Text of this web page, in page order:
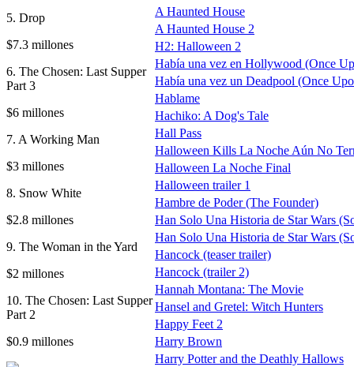
5. Drop
$7.3 millones
6. The Chosen: Last Supper
Part 3
$6 millones
7. A Working Man
$3 millones
8. Snow White
$2.8 millones
9. The Woman in the Yard
$2 millones
10. The Chosen: Last Supper
Part 2
$0.9 millones
A Haunted House
A Haunted House 2
H2: Halloween 2
Había una vez en Hollywood (Once
Había una vez un Deadpool (Once
Hablame
Hachiko: A Dog's Tale
Hall Pass
Halloween Kills La Noche Aún No
Halloween La Noche Final
Halloween trailer 1
Hambre de Poder (The Founder)
Han Solo Una Historia de Star Wars
Han Solo Una Historia de Star Wars
Hancock (teaser trailer)
Hancock (trailer 2)
Hannah Montana: The Movie
Hansel and Gretel: Witch Hunters
Happy Feet 2
Harry Brown
Harry Potter and the Deathly Hallows